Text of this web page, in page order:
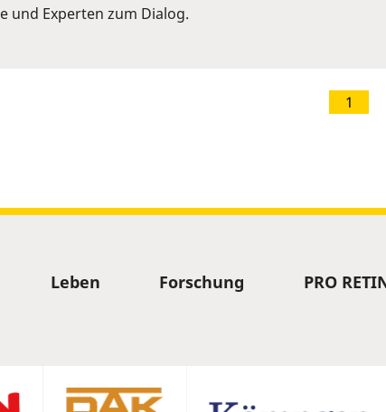
und Experten zum Dialog.
1
Leben Forschung PRO